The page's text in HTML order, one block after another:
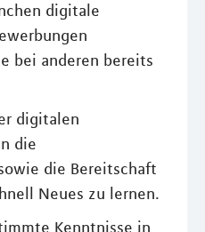
digitale
bei anderen bereits
digitalen
die
die Bereitschaft
Neues zu lernen.
Kenntnisse in